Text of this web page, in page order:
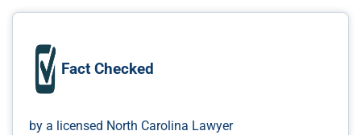
Fact Checked
by a licensed North Carolina Lawyer